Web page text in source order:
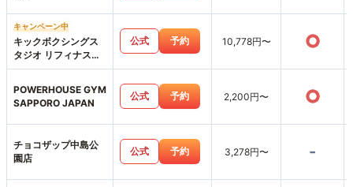
キャンペーン中
キックボクシングス
タジオ リフィナス札
幌店
公式 予約 10,778円〜 ○
POWERHOUSE GYM
SAPPORO JAPAN
公式 予約 2,200円〜 ○
チョコザップ中島公
園店
公式 予約 3,278円〜 -